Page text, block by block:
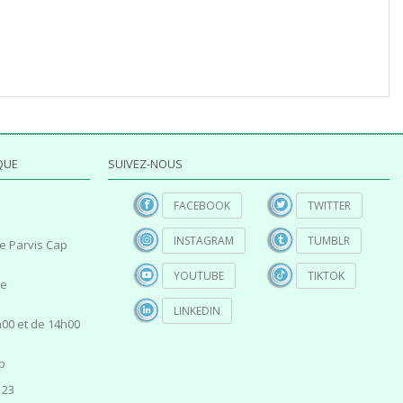
Parvis Cap
et de 14h00
SUIVEZ-NOUS
FACEBOOK
INSTAGRAM
YOUTUBE
LINKEDIN
TWITTER
TUMBLR
TIKTOK